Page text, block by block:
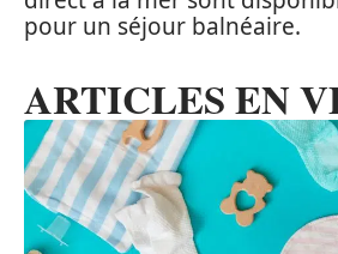
pour un séjour balnéaire.
ARTICLES EN